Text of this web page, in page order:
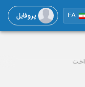
FA پروفایل